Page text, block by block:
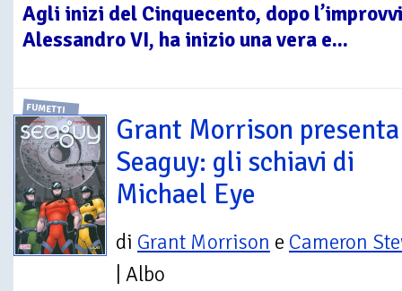
Agli inizi del Cinquecento, dopo
Alessandro VI, ha inizio una vera e...
FUMETTI
Grant Morrison presenta
Seaguy: gli schiavi di
Michael Eye
di Grant Morrison e Cameron
| Albo